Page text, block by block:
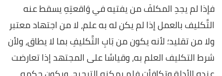
فإذا لم يجدِ المكلفَ من يفتيه في وَاقعتِهِ يسقط عنه
التَّكليف بالعمل إذا لم يكن له به علم، لا من اجتهاد معتبر
ولا من تقليد؛ لأنه يكون من بَابِ التَّكليفِ بما لا يطاق، ولأن
شرط التكليف العلم به، وقياسًا على المجتهد إذا تعارضت